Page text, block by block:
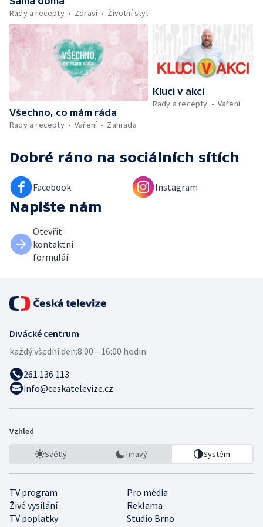
Kniha veselých říkanek Hrátky se zvířátky —
Umělecký festival Pohoda 2026 —
Vyhodnocení ankety + ČT tipy —
Vyhodnocení divácké soutěže — Práce
záchranářů v létě
Rady a recepty
Zdraví Životní styl
Všechno, co mám ráda
Rady a recepty
Vaření Zahrada
Kluci v akci
Rady a recepty
Vaření
Dobré ráno na sociálních sítích
Facebook Instagram
Napište nám
Otevřít
kontaktní
formulář
Divácké centrum
každý všední den:8:00—16:00 hodin
261 136 113
info@ceskatelevize.cz
Vzhled
Světlý Tmavý Systém
TV program
Pro média
Živé vysílání
Reklama
TV poplatky
Studio Brno